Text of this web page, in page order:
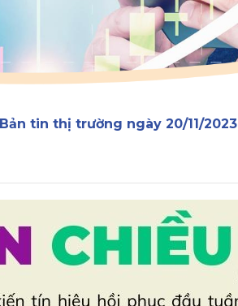
Bản tin thị trường ngày 20/11/2023